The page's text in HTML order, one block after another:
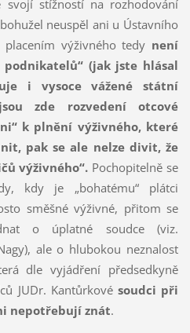
svojí stížností na rozhodování
neuspěl ani u Ústavního
výživného tedy není
(jak jste hlásal
i vysoce vážené státní
zde rozvedení otcové
k plnění výživného, které
pak se ale nelze divit, že
výživného“. Pochopitelně se
kdy je „bohatému“ plátci
směšné výživné, přitom se
o úplatné soudce (viz.
ale o hlubokou neznalost
dle vyjádření předsedkyně
JUDr. Kantůrkové soudci při
nepotřebují znát.